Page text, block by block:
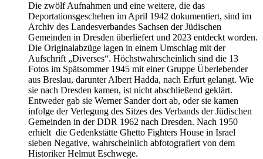
Die zwölf Aufnahmen und eine weitere, die das
Deportationsgeschehen im April 1942 dokumentiert, sind im
Archiv des Landesverbandes Sachsen der Jüdischen
Gemeinden in Dresden überliefert und 2023 entdeckt worden.
Die Originalabzüge lagen in einem Umschlag mit der
Aufschrift „Diverses“. Höchstwahrscheinlich sind die 13
Fotos im Spätsommer 1945 mit einer Gruppe Überlebender
aus Breslau, darunter Albert Hadda, nach Erfurt gelangt. Wie
sie nach Dresden kamen, ist nicht abschließend geklärt.
Entweder gab sie Werner Sander dort ab, oder sie kamen
infolge der Verlegung des Sitzes des Verbands der Jüdischen
Gemeinden in der DDR 1962 nach Dresden. Nach 1950
erhielt die Gedenkstätte Ghetto Fighters House in Israel
sieben Negative, wahrscheinlich abfotografiert von dem
Historiker Helmut Eschwege.